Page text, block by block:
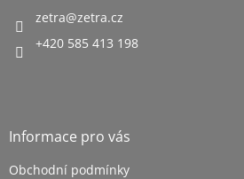
zetra@zetra.cz
+420 585 413 198
Informace pro vás
Obchodní podmínky